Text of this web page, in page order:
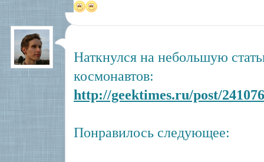
Наткнулся на небольшую
космонавтов:
http://geektimes.ru/post/
Понравилось следующее: